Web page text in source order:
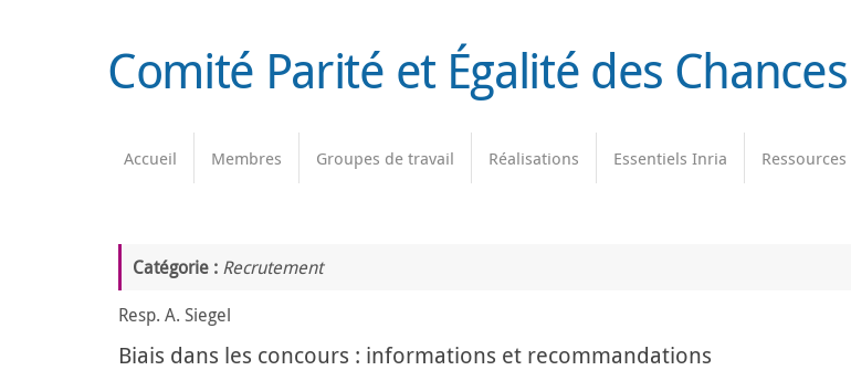
Comité Parité et Égalité des Chances
Accueil Membres Groupes de travail Réalisations Essentiels Inria Ressources
Catégorie : Recrutement
Resp. A. Siegel
Biais dans les concours : informations et recommandations